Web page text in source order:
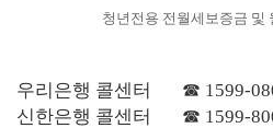
청년전용 전월세보증금 및
우리은행 콜센터 ☎ 1599-
신한은행 콜센터 ☎ 1599-